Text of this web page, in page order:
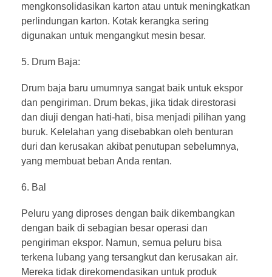
mengkonsolidasikan karton atau untuk meningkatkan
perlindungan karton. Kotak kerangka sering
digunakan untuk mengangkut mesin besar.
Drum Baja:
Drum baja baru umumnya sangat baik untuk ekspor
dan pengiriman. Drum bekas, jika tidak direstorasi
dan diuji dengan hati-hati, bisa menjadi pilihan yang
buruk. Kelelahan yang disebabkan oleh benturan
duri dan kerusakan akibat penutupan sebelumnya,
yang membuat beban Anda rentan.
Bal
Peluru yang diproses dengan baik dikembangkan
dengan baik di sebagian besar operasi dan
pengiriman ekspor. Namun, semua peluru bisa
terkena lubang yang tersangkut dan kerusakan air.
Mereka tidak direkomendasikan untuk produk